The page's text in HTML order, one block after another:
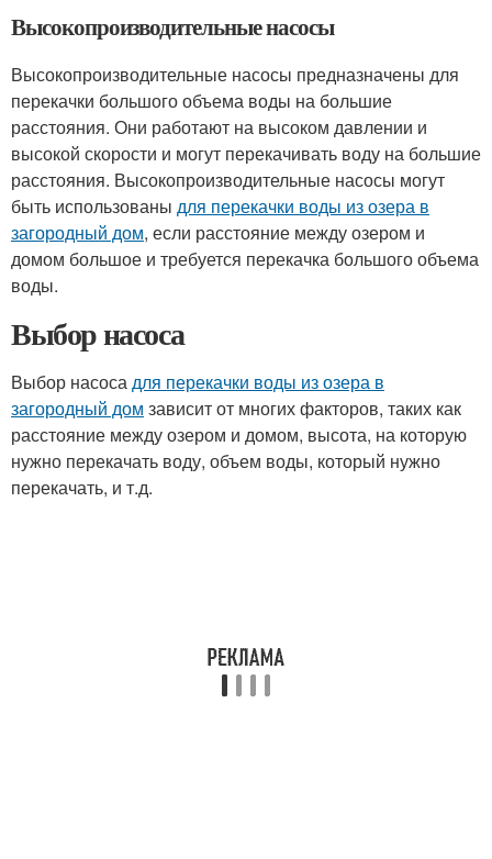
Высокопроизводительные насосы
Высокопроизводительные насосы предназначены для
перекачки большого объема воды на большие
расстояния. Они работают на высоком давлении и
высокой скорости и могут перекачивать воду на большие
расстояния. Высокопроизводительные насосы могут
быть использованы для перекачки воды из озера в
загородный дом, если расстояние между озером и
домом большое и требуется перекачка большого объема
воды.
Выбор насоса
Выбор насосадля перекачки воды из озера в
загородный дом зависит от многих факторов, таких как
расстояние между озером и домом, высота, на которую
нужно перекачать воду, объем воды, который нужно
перекачать, и т.д.